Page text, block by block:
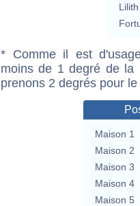
Lilith
* Comme il est
moins de 1 degré de la
prenons 2 degrés pour
Maison 1
Maison 2
Maison 3
Maison 4
Maison 5